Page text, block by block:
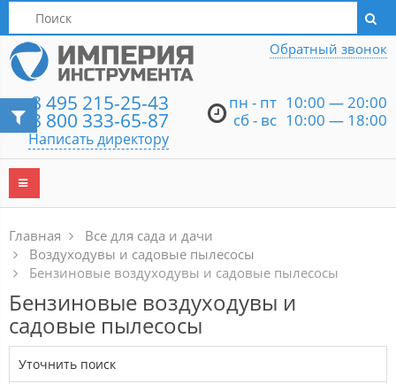
Написать директору
8 495 215-25-43
8 800 333-65-87
Написать директору
пн - пт 10:00 — 20:00
сб - вс 10:00 — 18:00
Обратный звонок
Главная
Все для сада и дачи
Воздуходувы и садовые пылесосы
Бензиновые воздуходувы и садовые пылесосы
Бензиновые воздуходувы и
садовые пылесосы
Уточнить поиск